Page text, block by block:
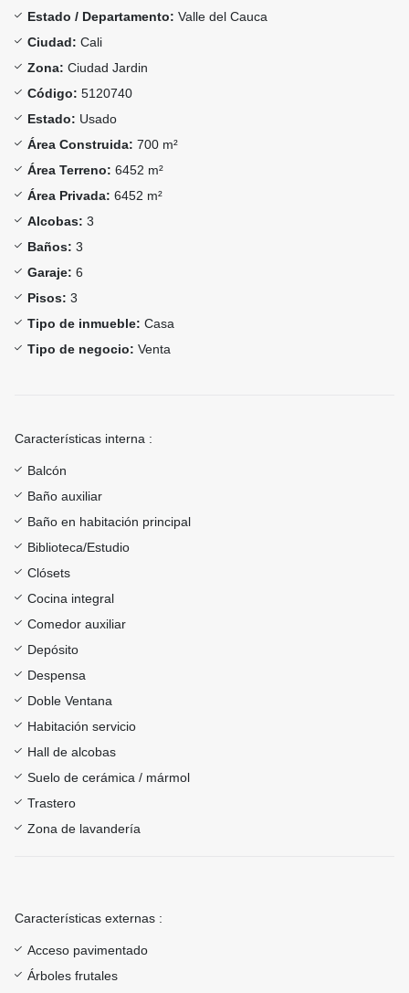
Estado / Departamento: Valle del Cauca
Ciudad: Cali
Zona: Ciudad Jardin
Código: 5120740
Estado: Usado
Área Construida: 700 m²
Área Terreno: 6452 m²
Área Privada: 6452 m²
Alcobas: 3
Baños: 3
Garaje: 6
Pisos: 3
Tipo de inmueble: Casa
Tipo de negocio: Venta
Características interna :
Balcón
Baño auxiliar
Baño en habitación principal
Biblioteca/Estudio
Clósets
Cocina integral
Comedor auxiliar
Depósito
Despensa
Doble Ventana
Habitación servicio
Hall de alcobas
Suelo de cerámica / mármol
Trastero
Zona de lavandería
Características externas :
Acceso pavimentado
Árboles frutales